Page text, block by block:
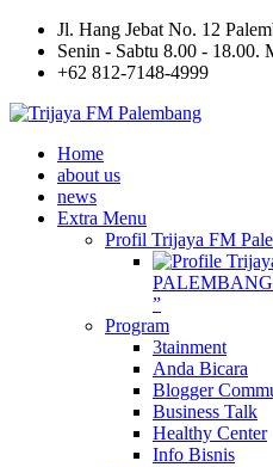
Jl. Hang Jebat No. 12
Senin - Sabtu 8.00 -
+62 812-7148-4999
Home
about us
news
Extra Menu
Profil Trijaya FM
”
Program
3tainment
Anda Bicara
Blogger
Business Talk
Healthy Center
Info Bisnis